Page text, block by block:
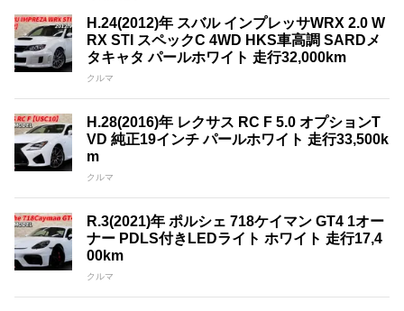
H.24(2012)年 スバル インプレッサWRX 2.0 W
RX STI スペックC 4WD HKS車高調 SARDメ
タキャタ パールホワイト 走行32,000km
クルマ
H.28(2016)年 レクサス RC F 5.0 オプションT
VD 純正19インチ パールホワイト 走行33,500k
m
クルマ
R.3(2021)年 ポルシェ 718ケイマン GT4 1オー
ナー PDLS付きLEDライト ホワイト 走行17,4
00km
クルマ